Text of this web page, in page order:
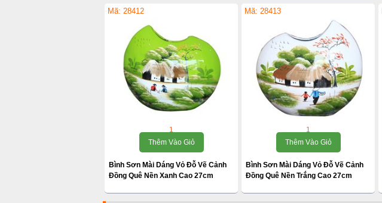
Mã: 28412
1
Thêm Vào Giỏ
Bình Sơn Mài Dáng Vỏ Đỗ Vẽ Cảnh
Đồng Quê Nền Xanh Cao 27cm
Mã: 28413
1
Thêm Vào Giỏ
Bình Sơn Mài Dáng Vỏ Đỗ Vẽ Cảnh
Đồng Quê Nền Trắng Cao 27cm